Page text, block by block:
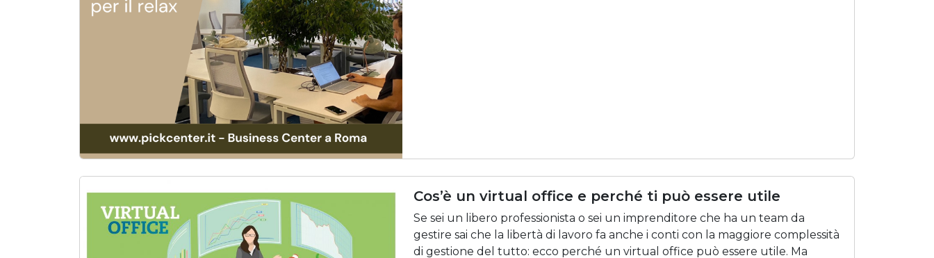
Cos’è un virtual office e perché ti può essere utile
Se sei un libero professionista o sei un imprenditore che ha un team da
gestire sai che la libertà di lavoro fa anche i conti con la maggiore complessità
di gestione del tutto: ecco perché un virtual office può essere utile. Ma